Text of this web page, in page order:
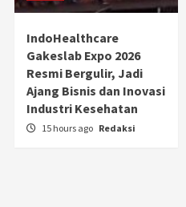
IndoHealthcare
Gakeslab Expo 2026
Resmi Bergulir, Jadi
Ajang Bisnis dan Inovasi
Industri Kesehatan
15 hours ago Redaksi